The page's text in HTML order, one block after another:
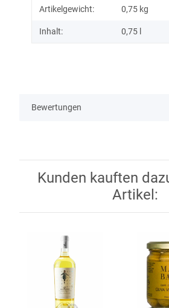
Artikelgewicht: 0,75 kg
Inhalt: 0,75 l
Bewertungen
Kunden kauften
Artikel: